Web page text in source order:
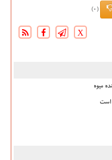
(0)
X
است